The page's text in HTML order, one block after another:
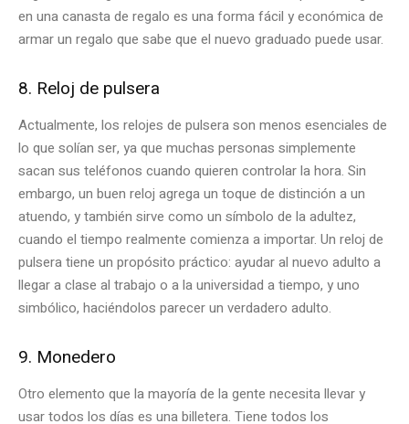
en una canasta de regalo es una forma fácil y económica de
armar un regalo que sabe que el nuevo graduado puede usar.
8. Reloj de pulsera
Actualmente, los relojes de pulsera son menos esenciales de
lo que solían ser, ya que muchas personas simplemente
sacan sus teléfonos cuando quieren controlar la hora. Sin
embargo, un buen reloj agrega un toque de distinción a un
atuendo, y también sirve como un símbolo de la adultez,
cuando el tiempo realmente comienza a importar. Un reloj de
pulsera tiene un propósito práctico: ayudar al nuevo adulto a
llegar a clase al trabajo o a la universidad a tiempo, y uno
simbólico, haciéndolos parecer un verdadero adulto.
9. Monedero
Otro elemento que la mayoría de la gente necesita llevar y
usar todos los días es una billetera. Tiene todos los